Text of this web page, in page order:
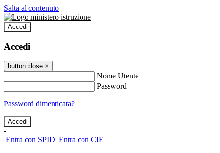
Salta al contenuto
Accedi
Accedi
button close ×
Nome Utente
Password
Password dimenticata?
-
Entra con SPID Entra con CIE